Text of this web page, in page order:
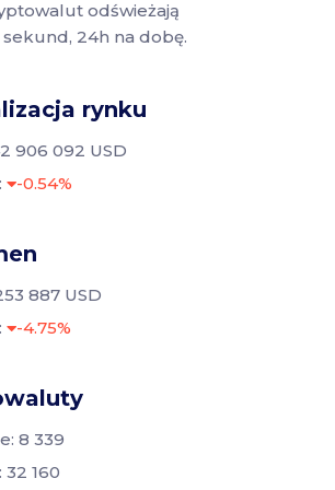
odświeżają
sekund, 24h na dobę.
rynku
906 092 USD
-0.54%
887 USD
-4.75%
8 339
160